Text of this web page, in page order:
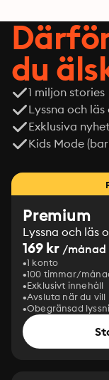
du
1 miljon stories
Lyssna och
Exklusiva
Kids Mode
Premium
Lyssna och läs
169 kr /månad
1 konto
100 timmar/
Exklusivt innehåll
Avsluta när du vill
Obegränsad